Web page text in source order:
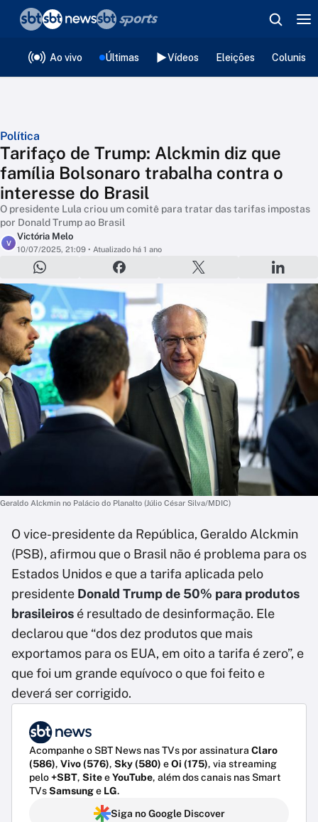
Ao vivo Últimas Vídeos Eleições
Política
Tarifaço de Trump: Alckmin diz que
família Bolsonaro trabalha contra o
interesse do Brasil
O presidente Lula criou um comitê para tratar das tarifas impostas
por Donald Trump ao Brasil
V
Victória Melo
10/07/2025, 21:09 • Atualizado há 1 ano
Geraldo Alckmin no Palácio do Planalto (Júlio César Silva/MDIC)
O vice-presidente da República, Geraldo Alckmin
(PSB), afirmou que o Brasil não é problema para os
Estados Unidos e que a tarifa aplicada pelo
presidente Donald Trump de 50% para produtos
brasileiros é resultado de desinformação. Ele
declarou que “dos dez produtos que mais
exportamos para os EUA, em oito a tarifa é zero”, e
que foi um grande equívoco o que foi feito e
deverá ser corrigido.
Acompanhe o SBT News nas TVs por assinatura Claro
(586), Vivo (576), Sky (580) eOi (175), via streaming
pelo+SBT, SiteeYouTube, além dos canais nas Smart
TVsSamsunge LG.
Siga no Google Discover
❮voltar
Editorias